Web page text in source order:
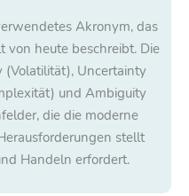
Akronym, das
von heute beschreibt. Die
(Volatilität), Uncertainty
und Ambiguity
die die moderne
stellt
Handeln erfordert.